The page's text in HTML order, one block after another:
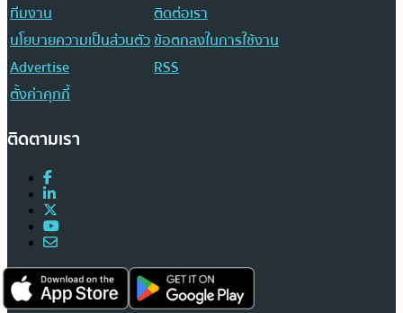
ทีมงาน
ติดต่อเรา
นโยบายความเป็นส่วนตัวข้อตกลงในการใช้งาน
Advertise
RSS
ตั้งค่าคุกกี้
ติดตามเรา